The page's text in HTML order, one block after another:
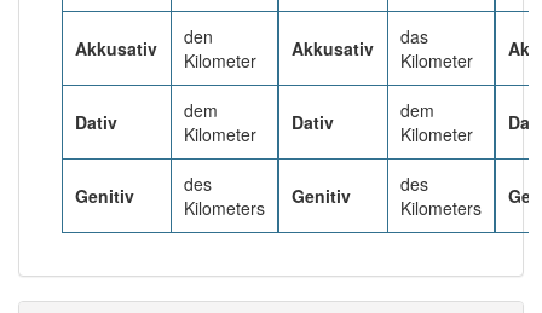
Akkusativ
den
Kilometer
Dativ
dem
Kilometer
Genitiv
des
Kilometers
Akkusativ
das
Kilometer
Dativ
dem
Kilometer
Genitiv
des
Kilometers